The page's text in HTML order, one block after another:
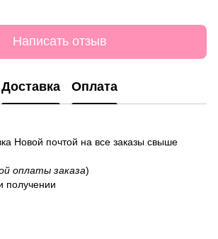
Написать отзыв
Доставка Оплата
Новой почтой на все заказы свыше
оплаты заказа)
получении